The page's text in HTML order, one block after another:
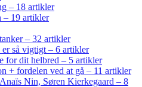
– 18 artikler
– 19 artikler
– 32 artikler
så vigtigt – 6 artikler
for dit helbred – 5 artikler
+ fordelen ved at gå – 11 artikler
Nin, Søren Kierkegaard – 8